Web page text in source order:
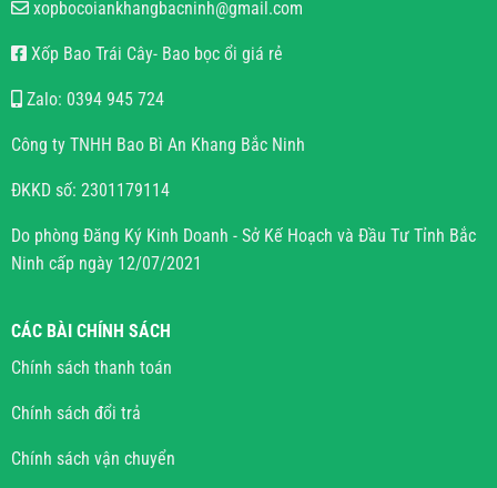
xopbocoiankhangbacninh@gmail.com
Xốp Bao Trái Cây- Bao bọc ổi giá rẻ
Zalo: 0394 945 724
Công ty TNHH Bao Bì An Khang Bắc Ninh
ĐKKD số: 2301179114
Do phòng Đăng Ký Kinh Doanh - Sở Kế Hoạch và Đầu Tư Tỉnh Bắc
Ninh cấp ngày 12/07/2021
CÁC BÀI CHÍNH SÁCH
Chính sách thanh toán
Chính sách đổi trả
Chính sách vận chuyển